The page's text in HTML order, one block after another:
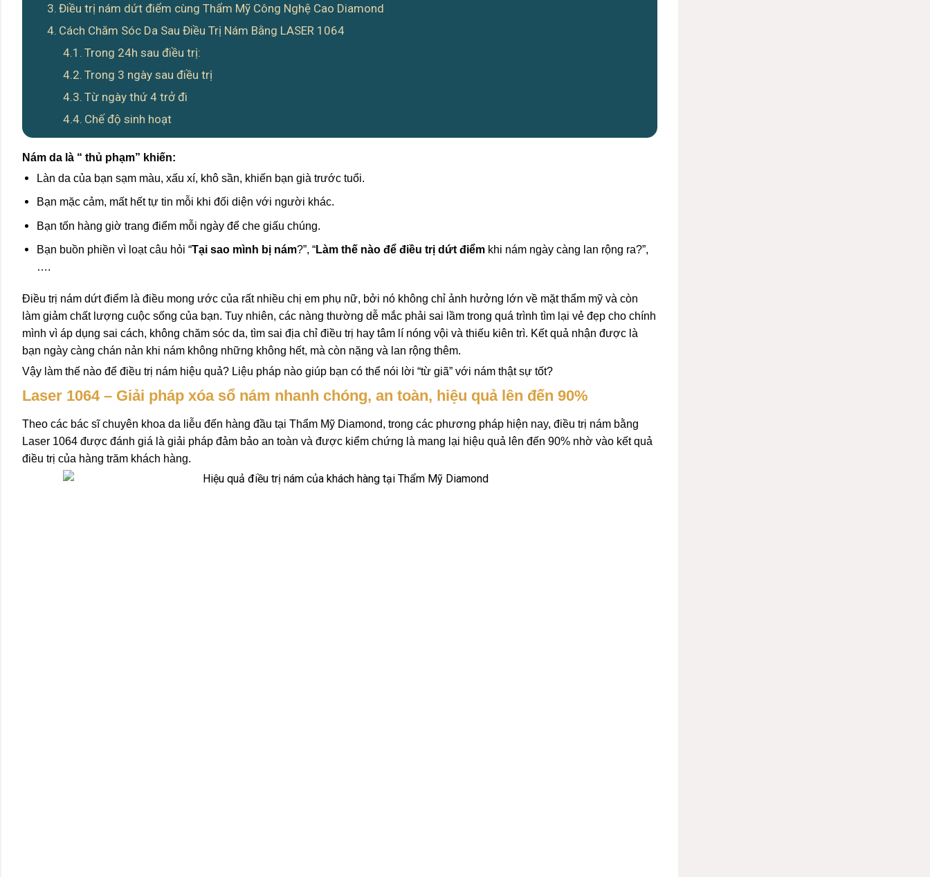
Điều trị nám dứt điểm cùng Thẩm Mỹ Công Nghệ Cao Diamond
Cách Chăm Sóc Da Sau Điều Trị Nám Bằng LASER 1064
Trong 24h sau điều trị:
Trong 3 ngày sau điều trị
Từ ngày thứ 4 trở đi
Chế độ sinh hoạt
Nám da là “ thủ phạm” khiến:
Làn da của bạn sạm màu, xấu xí, khô sần, khiến bạn già trước tuổi.
Bạn mặc cảm, mất hết tự tin mỗi khi đối diện với người khác.
Bạn tốn hàng giờ trang điểm mỗi ngày để che giấu chúng.
Bạn buồn phiền vì loạt câu hỏi “Tại sao mình bị nám?”, “Làm thế nào để điều trị dứt điểmkhi nám ngày càng lan rộng ra?”,
….
Điều trị nám dứt điểm là điều mong ước của rất nhiều chị em phụ nữ, bởi nó không chỉ ảnh hưởng lớn về mặt thẩm mỹ và còn
làm giảm chất lượng cuộc sống của bạn. Tuy nhiên, các nàng thường dễ mắc phải sai lầm trong quá trình tìm lại vẻ đẹp cho chính
mình vì áp dụng sai cách, không chăm sóc da, tìm sai địa chỉ điều trị hay tâm lí nóng vội và thiếu kiên trì. Kết quả nhận được là
bạn ngày càng chán nản khi nám không những không hết, mà còn nặng và lan rộng thêm.
Vậy làm thế nào để điều trị nám hiệu quả? Liệu pháp nào giúp bạn có thể nói lời “từ giã” với nám thật sự tốt?
Laser 1064 – Giải pháp xóa sổ nám nhanh chóng, an toàn, hiệu quả lên đến 90%
Theo các bác sĩ chuyên khoa da liễu đến hàng đầu tại Thẩm Mỹ Diamond, trong các phương pháp hiện nay, điều trị nám bằng
Laser 1064 được đánh giá là giải pháp đảm bảo an toàn và được kiểm chứng là mang lại hiệu quả lên đến 90% nhờ vào kết quả
điều trị của hàng trăm khách hàng.